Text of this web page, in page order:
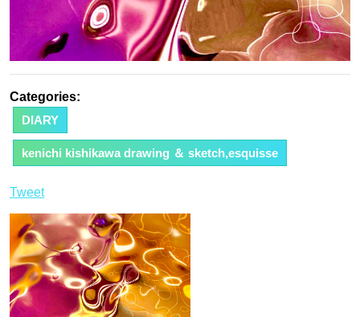
Categories:
DIARY
kenichi kishikawa drawing ＆ sketch,esquisse
Tweet